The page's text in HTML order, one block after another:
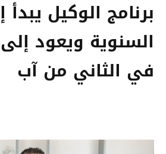
برنامج الوكيل يبدأ
السنوية ويعود
في الثاني من آب